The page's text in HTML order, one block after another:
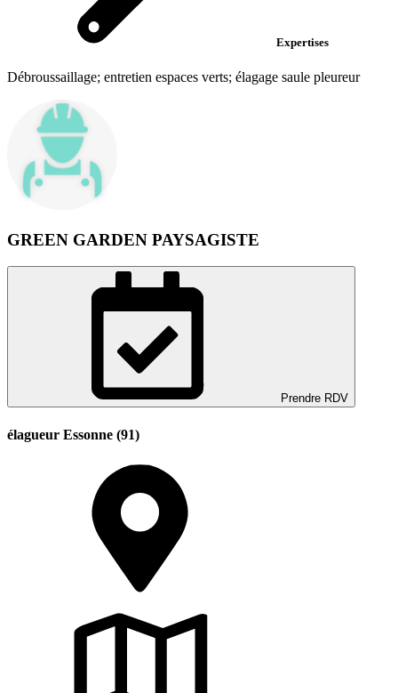
Expertises
Débroussaillage; entretien espaces verts; élagage saule pleureur
GREEN GARDEN PAYSAGISTE
Prendre RDV
élagueur Essonne (91)